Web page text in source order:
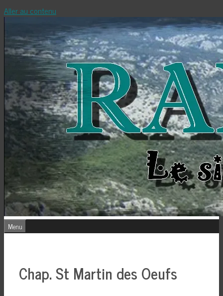
Aller au contenu
Menu
Chap. St Martin des Oeufs